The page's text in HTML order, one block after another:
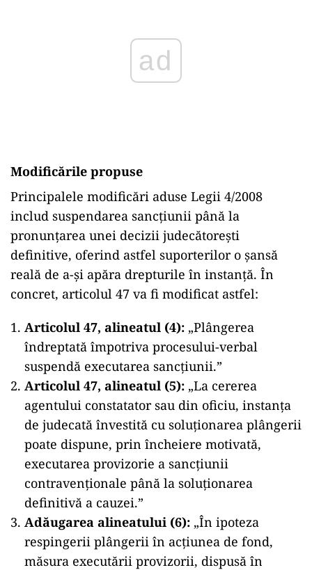
Modificările propuse
Principalele modificări aduse Legii 4/2008
includ suspendarea sancțiunii până la
pronunțarea unei decizii judecătorești
definitive, oferind astfel suporterilor o șansă
reală de a-și apăra drepturile în instanță. În
concret, articolul 47 va fi modificat astfel:
Articolul 47, alineatul (4): „Plângerea
îndreptată împotriva procesului-verbal
suspendă executarea sancțiunii.”
Articolul 47, alineatul (5): „La cererea
agentului constatator sau din oficiu, instanța
de judecată învestită cu soluționarea plângerii
poate dispune, prin încheiere motivată,
executarea provizorie a sancțiunii
contravenționale până la soluționarea
definitivă a cauzei.”
Adăugarea alineatului (6): „În ipoteza
respingerii plângerii în acțiunea de fond,
măsura executării provizorii, dispusă în